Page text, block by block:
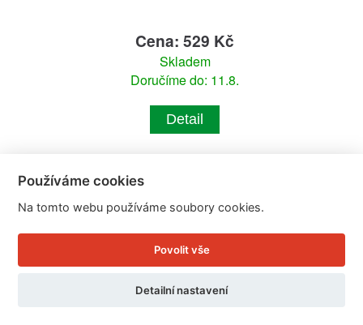
Cena: 529 Kč
Skladem
Doručíme do: 11.8.
Detail
Používáme cookies
Na tomto webu používáme soubory cookies.
Povolit vše
Detailní nastavení